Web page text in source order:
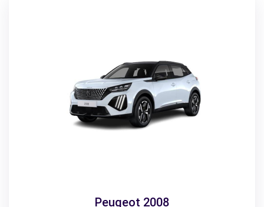
Peugeot 2008